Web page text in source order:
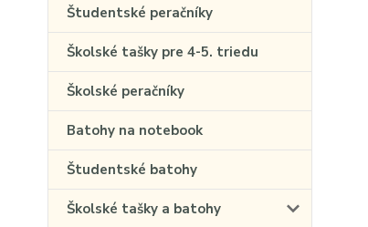
Študentské peračníky
Školské tašky pre 4-5. triedu
Školské peračníky
Batohy na notebook
Študentské batohy
Školské tašky a batohy